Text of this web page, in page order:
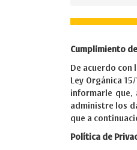
Cumplimiento
De acuerdo con
Ley Orgánica
informarle que,
administre los
que a
Política de